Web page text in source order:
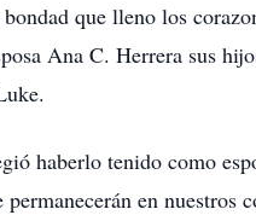
que lleno los
Ana C. Herrera sus
haberlo tenido como
en nuestros